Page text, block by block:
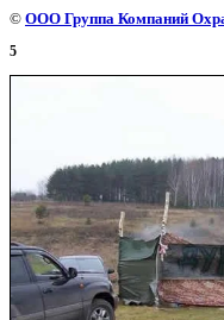
© ООО Группа Компаний
5